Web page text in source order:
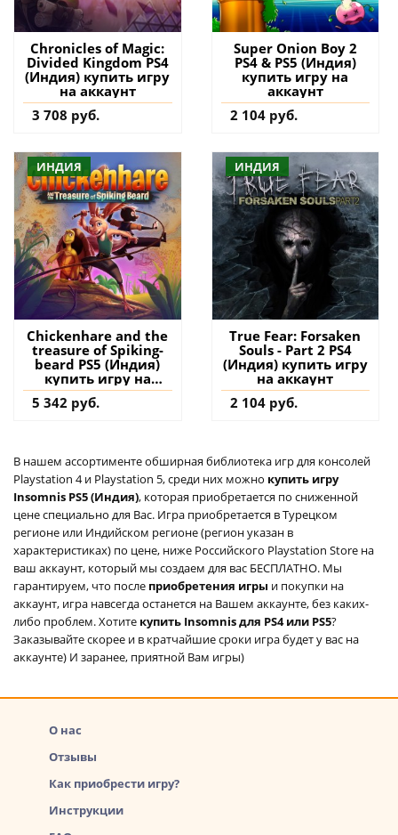
Chronicles of Magic:
Divided Kingdom PS4
(Индия) купить игру
на аккаунт
3 708 руб.
Super Onion Boy 2
PS4 & PS5 (Индия)
купить игру на
аккаунт
2 104 руб.
ИНДИЯ
Chickenhare and the
treasure of Spiking-
beard PS5 (Индия)
купить игру на
аккаунт
5 342 руб.
ИНДИЯ
True Fear: Forsaken
Souls - Part 2 PS4
(Индия) купить игру
на аккаунт
2 104 руб.
В нашем ассортименте обширная библиотека игр для консолей
Playstation 4 и Playstation 5, среди них можно купить игру
Insomnis PS5 (Индия), которая приобретается по сниженной
цене специально для Вас. Игра приобретается в Турецком
регионе или Индийском регионе (регион указан в
характеристиках) по цене, ниже Российского Playstation Store на
ваш аккаунт, который мы создаем для вас БЕСПЛАТНО. Мы
гарантируем, что после приобретения игры и покупки на
аккаунт, игра навсегда останется на Вашем аккаунте, без каких-
либо проблем. Хотите купить Insomnis для PS4 или PS5?
Заказывайте скорее и в кратчайшие сроки игра будет у вас на
аккаунте) И заранее, приятной Вам игры)
О нас
Отзывы
Как приобрести игру?
Инструкции